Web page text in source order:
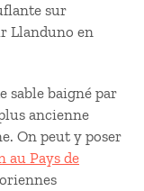
sur
Llanduno en
sable baigné par
ancienne
On peut y poser
au Pays de